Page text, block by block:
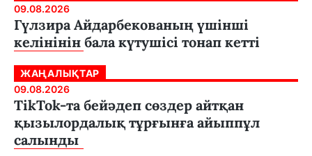
09.08.2026
Гүлзира Айдарбекованың үшінші
келінінін бала күтушісі тонап кетті
ЖАҢАЛЫҚТАР
09.08.2026
TikTok-та бейәдеп сөздер айтқан
қызылордалық тұрғынға айыппұл
салынды